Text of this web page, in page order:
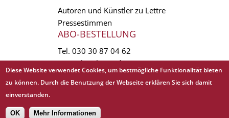
Autoren und Künstler zu Lettre
Pressestimmen
ABO-BESTELLUNG
Tel. 030 30 87 04 62
vertrieb(at)lettre.de
Copyright © 1988 - 2026 Lettre International. All rights reserved.
EXTRA
𝗳
Diese Website verwendet Cookies, um bestmögliche Funktionalität bieten
zu können. Durch die Benutzung der Webseite erklären Sie sich damit
einverstanden.
OK Mehr Informationen